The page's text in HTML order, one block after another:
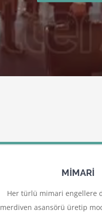
MİMARİ
Her türlü mimari engellere
merdiven asansörü üretip